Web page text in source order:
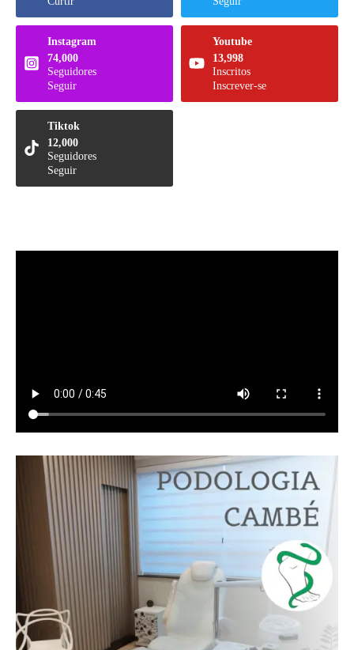
Instagram
74,000
Seguidores
Seguir
Youtube
13,998
Inscritos
Inscrever-se
Tiktok
12,000
Seguidores
Seguir